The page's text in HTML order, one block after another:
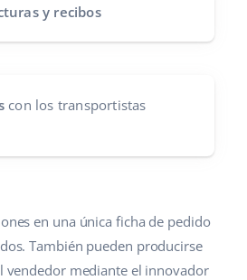
y recibos
con los transportistas
en una única ficha de pedido
También pueden producirse
vendedor mediante el innovador